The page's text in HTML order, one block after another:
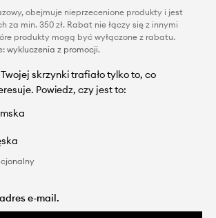
obejmuje nieprzecenione produkty i jest
za min. 350 zł. Rabat nie łączy się z innymi
produkty mogą być wyłączone z rabatu.
wykluczenia z promocji.
skrzynki trafiało tylko to, co
Powiedz, czy jest to: